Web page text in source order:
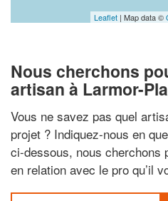
Leaflet | Map data ©
Nous cherchons
artisan à Larmor-
Vous ne savez pas quel
projet ? Indiquez-nous en
ci-dessous, nous cherchons
en relation avec le pro qu’il